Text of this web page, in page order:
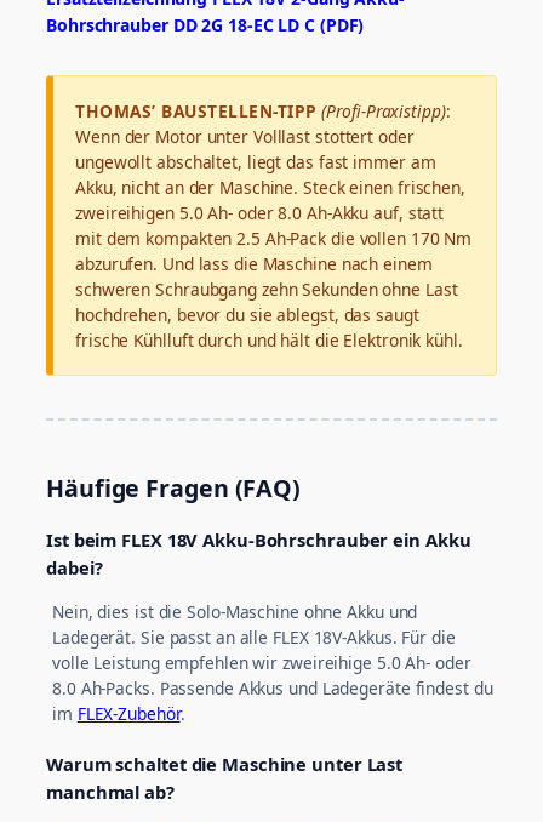
Bohrschrauber DD 2G 18-EC LD C (PDF)
THOMAS’ BAUSTELLEN-TIPP (Profi-Praxistipp):
Wenn der Motor unter Volllast stottert oder
ungewollt abschaltet, liegt das fast immer am
Akku, nicht an der Maschine. Steck einen frischen,
zweireihigen 5.0 Ah- oder 8.0 Ah-Akku auf, statt
mit dem kompakten 2.5 Ah-Pack die vollen 170 Nm
abzurufen. Und lass die Maschine nach einem
schweren Schraubgang zehn Sekunden ohne Last
hochdrehen, bevor du sie ablegst, das saugt
frische Kühlluft durch und hält die Elektronik kühl.
Häufige Fragen (FAQ)
Ist beim FLEX 18V Akku-Bohrschrauber ein Akku
dabei?
Nein, dies ist die Solo-Maschine ohne Akku und
Ladegerät. Sie passt an alle FLEX 18V-Akkus. Für die
volle Leistung empfehlen wir zweireihige 5.0 Ah- oder
8.0 Ah-Packs. Passende Akkus und Ladegeräte findest du
im FLEX-Zubehör.
Warum schaltet die Maschine unter Last
manchmal ab?